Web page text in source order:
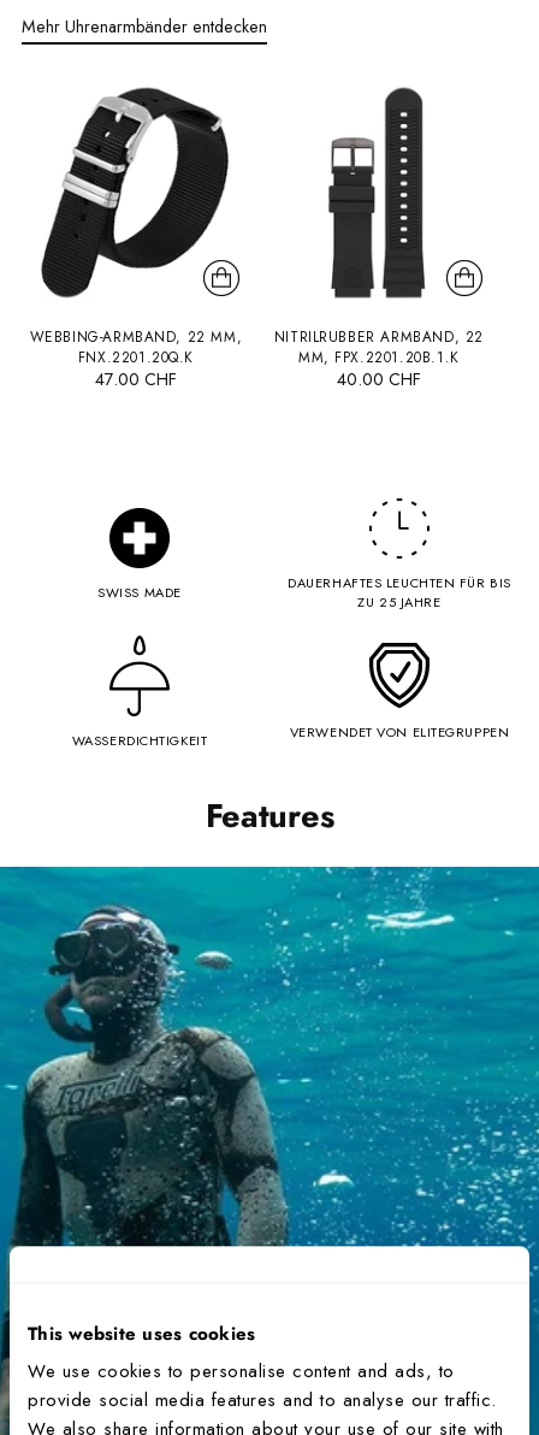
This website uses cookies
We use cookies to personalise content and ads, to
provide social media features and to analyse our traffic.
We also share information about your use of our site with
Mehr Uhrenarmbänder entdecken
WEBBING-ARMBAND, 22 MM,
FNX.2201.20Q.K
47.00 CHF
NITRILRUBBER ARMBAND, 22
MM, FPX.2201.20B.1.K
40.00 CHF
SWISS MADE
DAUERHAFTES LEUCHTEN FÜR BIS
ZU 25 JAHRE
WASSERDICHTIGKEIT VERWENDET VON ELITEGRUPPEN
Features